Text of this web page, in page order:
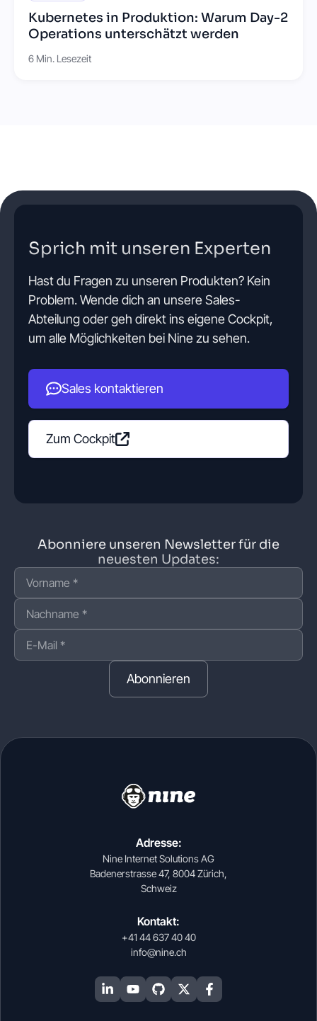
Kubernetes in Produktion: Warum Day-2
Operations unterschätzt werden
6 Min. Lesezeit
Sprich mit unseren Experten
Hast du Fragen zu unseren Produkten? Kein
Problem. Wende dich an unsere Sales-
Abteilung oder geh direkt ins eigene Cockpit,
um alle Möglichkeiten bei Nine zu sehen.
Sales kontaktieren
Zum Cockpit
Abonniere unseren Newsletter für die
neuesten Updates:
Abonnieren
Adresse:
Nine Internet Solutions AG
Badenerstrasse 47, 8004 Zürich,
Schweiz
Kontakt:
+41 44 637 40 40
info@nine.ch